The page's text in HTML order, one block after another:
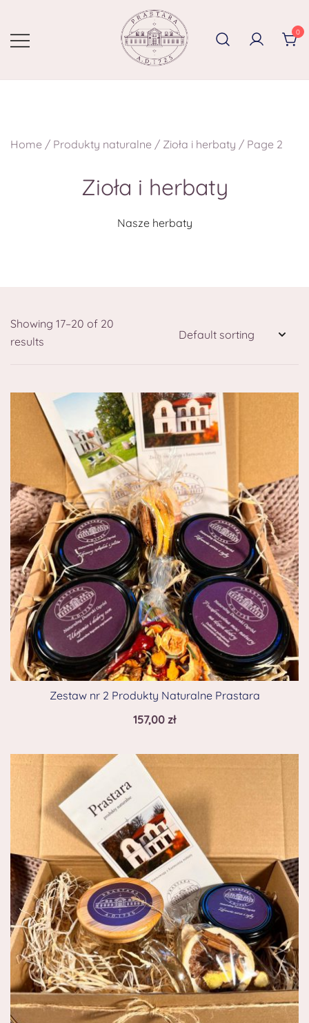
0
Home / Produkty naturalne / Zioła i herbaty / Page 2
Zioła i herbaty
Nasze herbaty
Showing 17–20 of 20
results
Zestaw nr 2 Produkty Naturalne Prastara
157,00 zł